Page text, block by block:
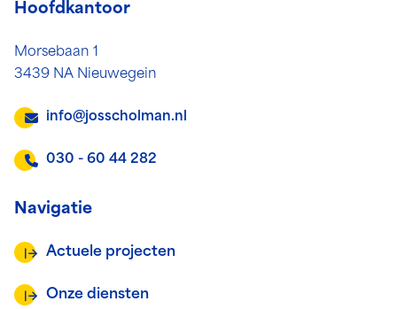
Hoofdkantoor
Morsebaan 1
3439 NA Nieuwegein
info@josscholman.nl
030 - 60 44 282
Navigatie
Actuele projecten
Onze diensten